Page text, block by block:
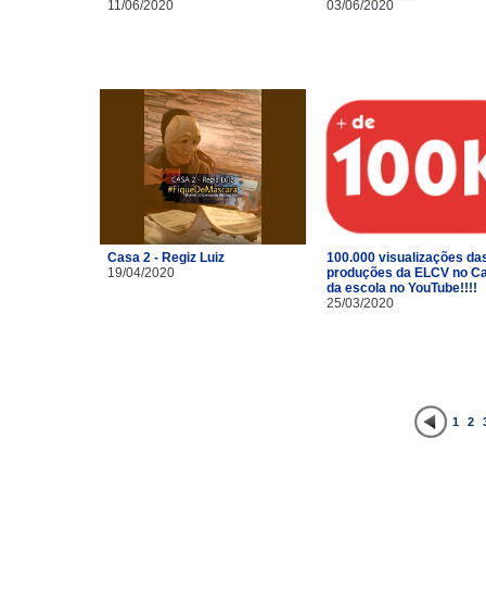
11/06/2020
03/06/2020
Casa 2 - Regiz Luiz
19/04/2020
100.000 visualizações
produções da ELCV no
da escola no YouTube!!!!
25/03/2020
1 2